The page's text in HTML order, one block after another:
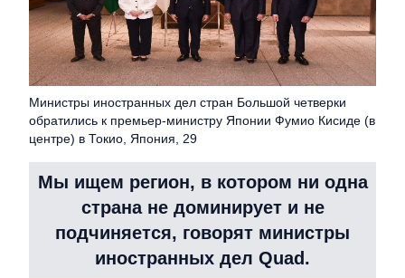
Министры иностранных дел стран Большой четверки
обратились к премьер-министру Японии Фумио Кисиде (в
центре) в Токио, Япония, 29
Мы ищем регион, в котором ни одна
страна не доминирует и не
подчиняется, говорят министры
иностранных дел Quad.